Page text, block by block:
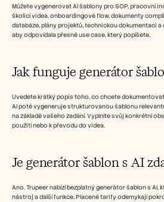
Můžete vygenerovat AI šablony pro SOP, pracovní
školicí videa, onboardingové flow, dokumenty
databáze, plány projektů, technickou dokumentaci a
aby odpovídala přesně use case, který popíšete.
Jak funguje generátor
Uvedete krátký popis toho, co chcete dokumentovat
AI poté vygeneruje strukturovanou šablonu
na základě vašeho zadání. Vyplníte svůj konkrétní
použití nebo k převodu do videa.
Je generátor šablon s AI
Ano. Trupeer nabízí bezplatný generátor šablon s AI,
nástroj a další funkce. Placené tarify odemykají